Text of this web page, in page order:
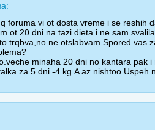
foruma vi ot dosta vreme i se reshih
ot 20 dni na tazi dieta i ne sam
trqbva,no ne otslabvam.Spored vas
minaha 20 dni no kantara pak i
za 5 dni -4 kg.A az nishtoo.Uspeh